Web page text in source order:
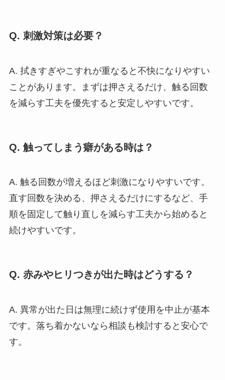
Q. 刺激対策は必要？
A. 拭きすぎやこすれが重なると不快になりやすい
ことがあります。まずは押さえるだけ、触る回数
を減らす工夫を優先すると安定しやすいです。
Q. 触ってしまう癖がある時は？
A. 触る回数が増えるほど刺激になりやすいです。
直す回数を決める、押さえるだけにするなど、手
順を固定して触り直しを減らす工夫から始めると
続けやすいです。
Q. 赤みやヒリつきが出た時はどうする？
A. 異常が出た日は無理に続けず使用を中止が基本
です。落ち着かないなら相談も検討すると安心で
す。